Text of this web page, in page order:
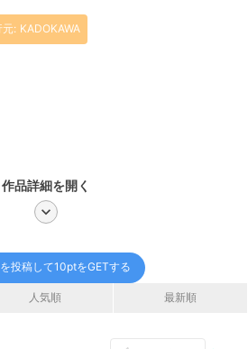
作品詳細を開く
chevron_right
: KADOKAWA
人気順 最新順
投稿して10ptをGETする